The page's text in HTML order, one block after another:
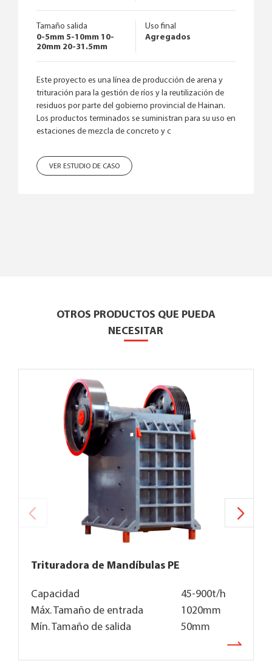
Tamaño salida
0-5mm 5-10mm 10-
20mm 20-31.5mm
Uso final
Agregados
Este proyecto es una línea de producción de arena y
trituración para la gestión de ríos y la reutilización de
residuos por parte del gobierno provincial de Hainan.
Los productos terminados se suministran para su uso en
estaciones de mezcla de concreto y c
VER ESTUDIO DE CASO
OTROS PRODUCTOS QUE PUEDA
NECESITAR
Trituradora de Mandíbulas PE
Capacidad
45-900t/h
Máx. Tamaño de entrada
1020mm
Mín. Tamaño de salida
50mm